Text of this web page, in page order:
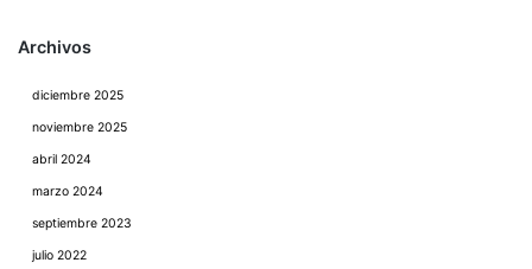
Archivos
diciembre 2025
noviembre 2025
abril 2024
marzo 2024
septiembre 2023
julio 2022